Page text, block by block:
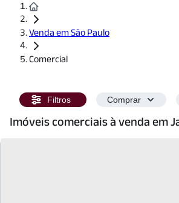
Venda em São Paulo
Comercial
Filtros Comprar
Imóveis comerciais à venda em